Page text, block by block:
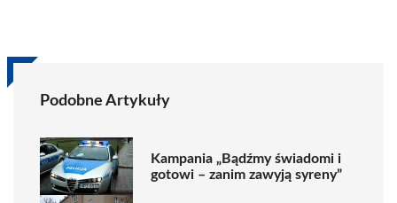
Podobne Artykuły
Kampania „Bądźmy świadomi i
gotowi – zanim zawyją syreny”